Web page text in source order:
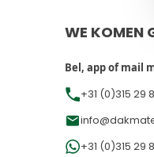
WE KOMEN
Bel, app of mail
+31 (0)315 29
+31 (0)315 29